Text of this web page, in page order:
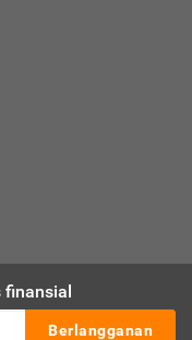
finansial
Berlangganan